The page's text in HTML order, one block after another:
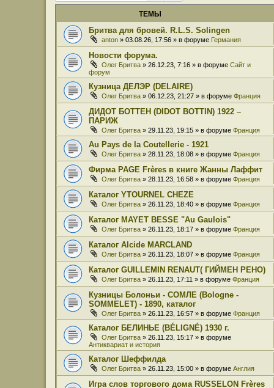
ТЕМЫ
Бритва для бровей. R.L.S. Solingen
anton » 03.08.26, 17:56 » в форуме Германия
Новости форума.
Олег Бритва » 26.12.23, 7:16 » в форуме Сайт и
форум
Кузница ДЕЛЭР (DELAIRE)
Олег Бритва » 06.12.23, 21:27 » в форуме Франция
ДИДОТ БОТТЕН (DIDOT BOTTIN) 1922 –
ПАРИЖ
Олег Бритва » 29.11.23, 19:15 » в форуме Франция
Au Pays de la Coutellerie - 1921
Олег Бритва » 28.11.23, 18:08 » в форуме Франция
Фирма PAGE Frères в книге Жанны Лаффит
Олег Бритва » 28.11.23, 16:58 » в форуме Франция
Каталог YTOURNEL CHEZE
Олег Бритва » 26.11.23, 18:40 » в форуме Франция
Каталог MAYET BESSE "Au Gaulois"
Олег Бритва » 26.11.23, 18:17 » в форуме Франция
Каталог Alcide MARCLAND
Олег Бритва » 26.11.23, 18:07 » в форуме Франция
Каталог GUILLEMIN RENAUT( ГИЙМЕН РЕНО)
Олег Бритва » 26.11.23, 17:11 » в форуме Франция
Кузницы Болоньи - СОМЛЕ (Bologne -
SOMMELET) - 1890, каталог
Олег Бритва » 26.11.23, 16:57 » в форуме Франция
Каталог БЕЛИНЬЕ (BÉLIGNÉ) 1930 г.
Олег Бритва » 26.11.23, 15:17 » в форуме
Антиквариат и история
Каталог Шеффилда
Олег Бритва » 26.11.23, 15:00 » в форуме Англия
Игра слов торгового дома RUSSELON Frères